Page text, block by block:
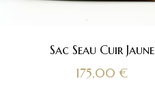
Sac Seau Cuir Jaune
175,00 €